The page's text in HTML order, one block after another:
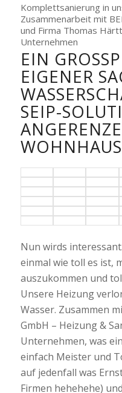
Komplettsanierung in
Zusammenarbeit mit
und Firma Thomas
Unternehmen
EIN
IGENER
EIP-
OHNHAUS
Nun wirds
einmal wie toll es ist,
auszukommen und
Unsere Heizung
Wasser. Zusammen
GmbH – Heizung &
Unternehmen, was
einfach Meister und
auf jedenfall was
Firmen hehehehe)